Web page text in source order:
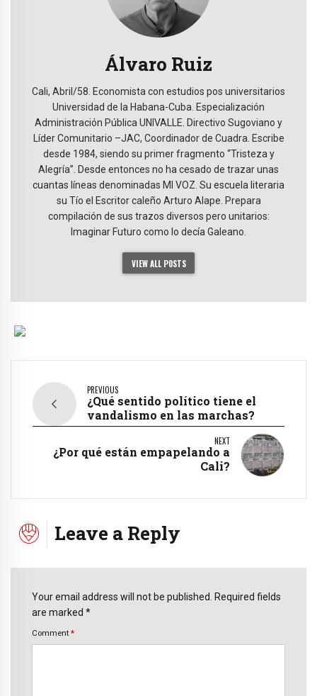
Álvaro Ruiz
Cali, Abril/58. Economista con estudios pos universitarios
Universidad de la Habana-Cuba. Especialización
Administración Pública UNIVALLE. Directivo Sugoviano y
Líder Comunitario –JAC, Coordinador de Cuadra. Escribe
desde 1984, siendo su primer fragmento “Tristeza y
Alegría”. Desde entonces no ha cesado de trazar unas
cuantas líneas denominadas MI VOZ. Su escuela literaria
su Tío el Escritor caleño Arturo Alape. Prepara
compilación de sus trazos diversos pero unitarios:
Imaginar Futuro como lo decía Galeano.
VIEW ALL POSTS
PREVIOUS
¿Qué sentido político tiene el
vandalismo en las marchas?
NEXT
¿Por qué están empapelando a
Cali?
Leave a Reply
Your email address will not be published. Required fields
are marked *
Comment *